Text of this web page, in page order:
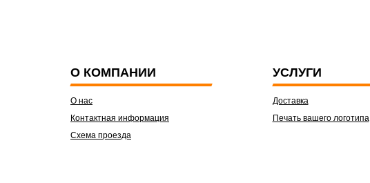
О КОМПАНИИ
О нас
Контактная информация
Схема проезда
УСЛУГИ
Доставка
Печать вашего логотипа